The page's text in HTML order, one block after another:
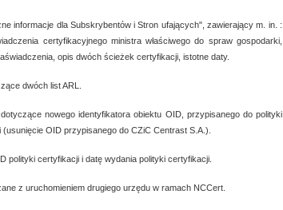
informacje dla Subskrybentów i Stron ufających", zawierający m. in. :
certyfikacyjnego ministra właściwego do spraw gospodarki,
opis dwóch ścieżek certyfikacji, istotne daty.
dwóch list ARL.
nowego identyfikatora obiektu OID, przypisanego do polityki
OID przypisanego do CZiC Centrast S.A.).
polityki certyfikacji i datę wydania polityki certyfikacji.
z uruchomieniem drugiego urzędu w ramach NCCert.